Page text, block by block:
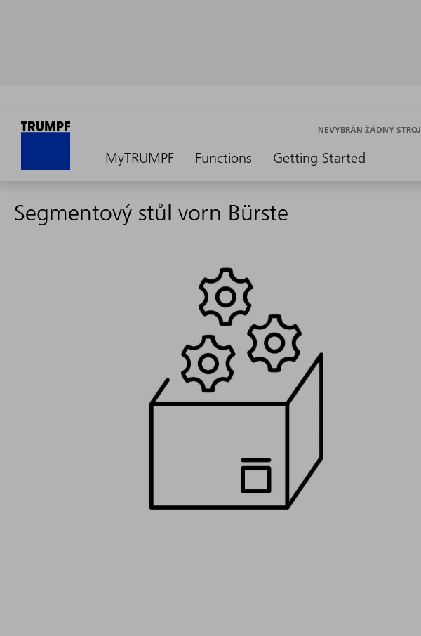
MyTRUMPF Functions Getting Started
NEVYBRÁN ŽÁDNÝ STROJ
Segmentový stůl vorn Bürste